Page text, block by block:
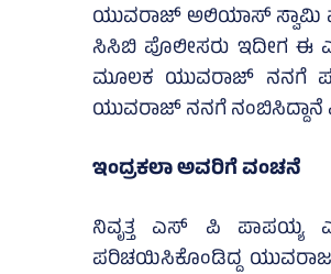
ಯುವರಾಜ್ ಅಲಿಯಾಸ್ ಸ್ವಾಮಿ
ಸಿಸಿಬಿ ಪೊಲೀಸರು ಇದೀಗ ಈ
ಮೂಲಕ ಯುವರಾಜ್ ನನಗೆ
ಯುವರಾಜ್ ನನಗೆ ನಂಬಿಸಿದ್ದಾನೆ
ಇಂದ್ರಕಲಾ ಅವರಿಗೆ ವಂಚನೆ
ನಿವೃತ್ತ ಎಸ್‌ ಪಿ ಪಾಪಯ್ಯ
ಪರಿಚಯಿಸಿಕೊಂಡಿದ್ದ